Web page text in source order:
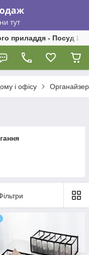
приладдя - Посуд
і офісу